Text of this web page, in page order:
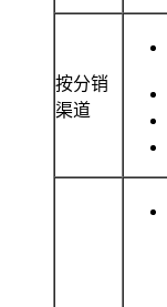
按分销
渠道